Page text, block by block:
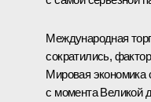
Международная
сократились,
Мировая экономика
с момента Великой